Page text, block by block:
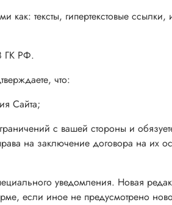
тексты, гипертекстовые
ГК РФ.
что:
Сайта;
с вашей стороны и
на заключение договора на их
уведомления. Новая
если иное не предусмотрено